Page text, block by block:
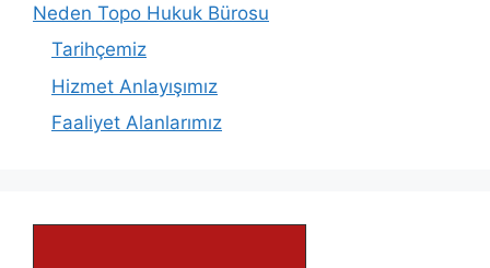
Neden Topo Hukuk Bürosu
Tarihçemiz
Hizmet Anlayışımız
Faaliyet Alanlarımız